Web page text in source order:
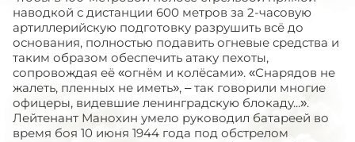
наводкой с дистанции 600 метров за 2-часовую
артиллерийскую подготовку разрушить всё до
основания, полностью подавить огневые средства и
таким образом обеспечить атаку пехоты,
сопровождая её «огнём и колёсами». «Снарядов не
жалеть, пленных не иметь», – так говорили многие
офицеры, видевшие ленинградскую блокаду...».
Лейтенант Манохин умело руководил батареей во
время боя 10 июня 1944 года под обстрелом